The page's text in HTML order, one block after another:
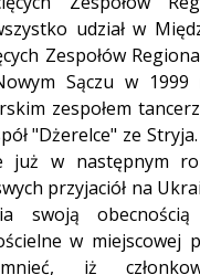
udział w
Zespołów
Sączu w
zespołem
"Dżerelce" ze
już w następnym
przyjaciół na
swoją obecnością
w miejscowej
iż